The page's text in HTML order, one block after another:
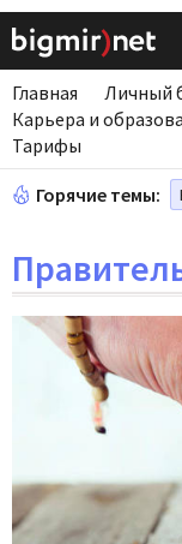
Главная Личный
Карьера и
Тарифы
Горячие темы: